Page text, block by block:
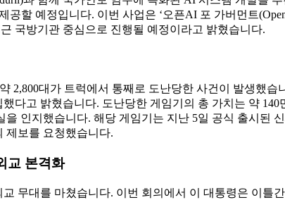
할 예정입니다. 이번 사업은 ‘오픈AI 포 가버먼트
국방기관 중심으로 진행될 예정이라고 밝혔습니다.
2,800대가 트럭에서 통째로 도난당한 사건이 발생했
다고 밝혔습니다. 도난당한 게임기의 총 가치는 약
인지했습니다. 해당 게임기는 지난 5일 공식 출시된
제보를 요청했습니다.
교 본격화
무대를 마쳤습니다. 이번 회의에서 이 대통령은 이틀